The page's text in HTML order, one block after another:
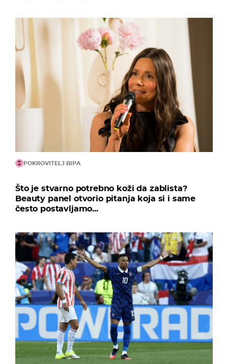
POKROVITELJ BIPA
Što je stvarno potrebno koži da zablista?
Beauty panel otvorio pitanja koja si i same
često postavljamo...